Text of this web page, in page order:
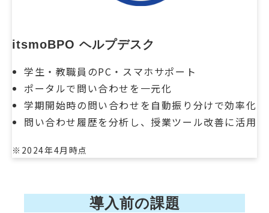
itsmoBPO ヘルプデスク
学生・教職員のPC・スマホサポート
ポータルで問い合わせを一元化
学期開始時の問い合わせを自動振り分けで効率化
問い合わせ履歴を分析し、授業ツール改善に活用
※2024年4月時点
導入前の課題